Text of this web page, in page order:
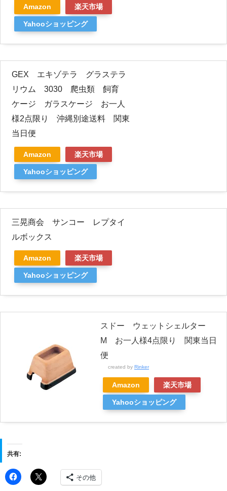
Amazon 楽天市場
Yahooショッピング
GEX エキゾテラ グラステラ
リウム 3030 爬虫類 飼育
ケージ ガラスケージ お一人
様2点限り 沖縄別途送料 関東
当日便
Amazon 楽天市場
Yahooショッピング
三晃商会 サンコー レプタイ
ルボックス
Amazon 楽天市場
Yahooショッピング
スドー ウェットシェルター
M お一人様4点限り 関東当日
便
created by Rinker
Amazon 楽天市場
Yahooショッピング
共有:
その他